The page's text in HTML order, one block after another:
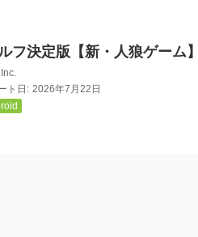
フ決定版【新・人狼ゲーム
ト日: 2026年7月22日